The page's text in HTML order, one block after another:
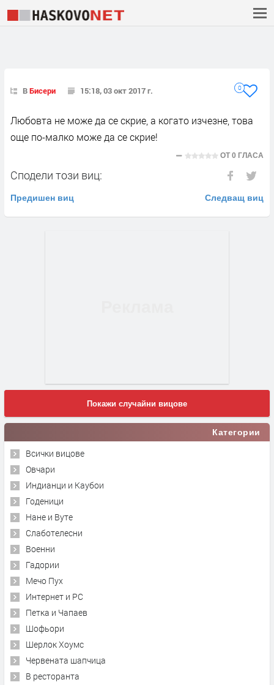
ВБисери 15:18, 03 окт 2017 г. 0
Любовта не може да се скрие, а когато изчезне, това
още по-малко може да се скрие!
ОТ0 ГЛАСА
Сподели този виц:
Предишен виц Следващ виц
Покажи случайни вицове
Категории
Всички вицове
Овчари
Индианци и Каубои
Годеници
Нане и Вуте
Слаботелесни
Военни
Гадории
Мечо Пух
Интернет и PC
Петка и Чапаев
Шофьори
Шерлок Хоумс
Червената шапчица
В ресторанта